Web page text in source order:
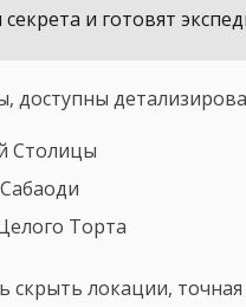
секрета и готовят
доступны
Столицы
Торта
скрыть локации,